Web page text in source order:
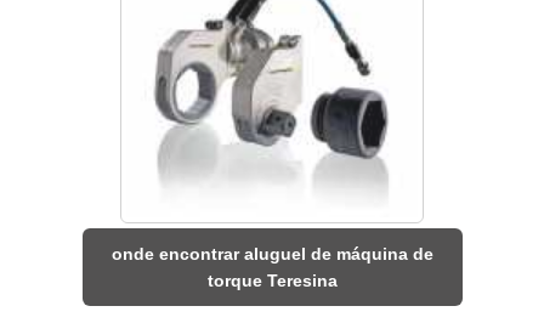
onde encontrar aluguel de máquina de
torque Teresina